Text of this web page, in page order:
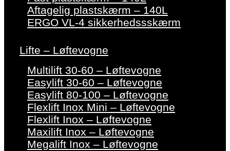
Aftagelig plastskærm – 140L
ERGO VL-4 sikkerhedssskærm
Lifte – Løftevogne
Multilift 30-60 – Løftevogne
Easylift 30-60 – Løftevogne
Easylift 80-100 – Løftevogne
Flexlift Inox Mini – Løftevogne
Flexlift Inox – Løftevogne
Maxilift Inox – Løftevogne
Megalift Inox – Løftevogne